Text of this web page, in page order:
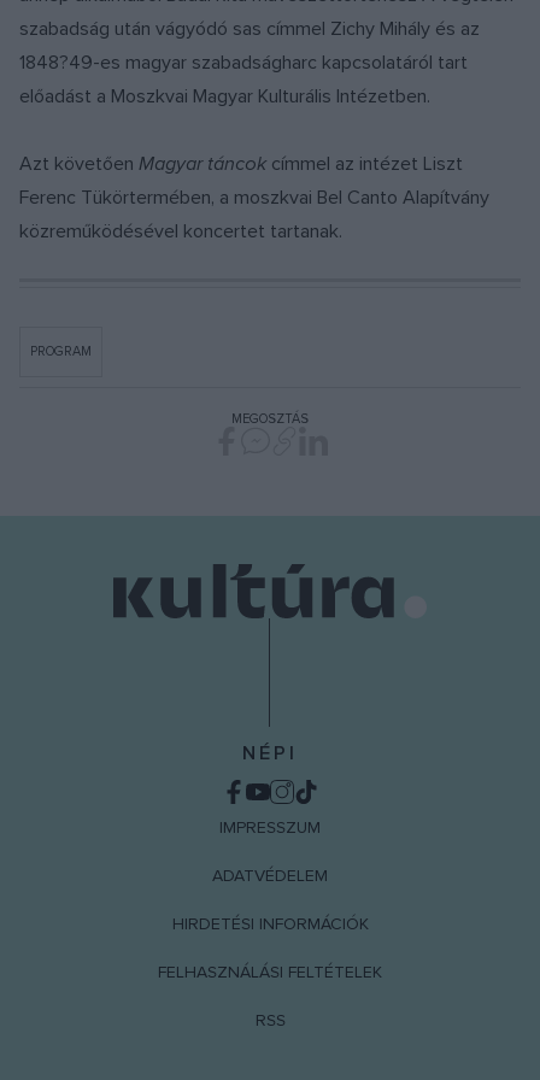
szabadság után vágyódó sas címmel Zichy Mihály és az
1848?49-es magyar szabadságharc kapcsolatáról tart
előadást a Moszkvai Magyar Kulturális Intézetben.
Azt követően Magyar táncok címmel az intézet Liszt
Ferenc Tükörtermében, a moszkvai Bel Canto Alapítvány
közreműködésével koncertet tartanak.
PROGRAM
MEGOSZTÁS
NÉPI
IMPRESSZUM
ADATVÉDELEM
HIRDETÉSI INFORMÁCIÓK
FELHASZNÁLÁSI FELTÉTELEK
RSS